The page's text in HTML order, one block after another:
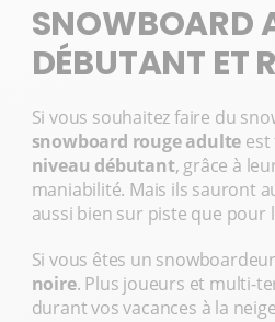
SNOWBOARD
DÉBUTANT ET
Si vous souhaitez faire du
snowboard rouge adulte est
niveau débutant, grâce à
maniabilité. Mais ils sauront
aussi bien sur piste que pour
Si vous êtes un
noire. Plus joueurs et multi-
durant vos vacances à la